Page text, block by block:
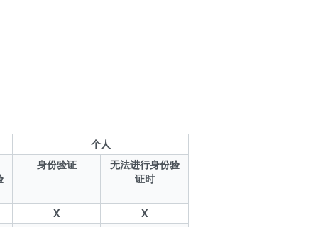
个人
身份验证
无法进行身份验
证时
X
X